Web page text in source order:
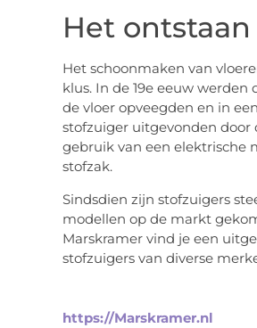
Het
Het schoonmaken van
klus. In de 19e eeuw
de vloer opveegden en in
stofzuiger uitgevonden door
gebruik van een elektrische
stofzak.
Sindsdien zijn stofzuigers
modellen op de markt
Marskramer vind je een
stofzuigers van diverse
https://Marskramer.nl